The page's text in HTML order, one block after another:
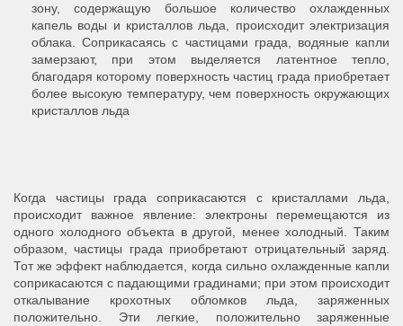
зону, содержащую большое количество охлажденных
капель воды и кристаллов льда, происходит электризация
облака. Соприкасаясь с частицами града, водяные капли
замерзают, при этом выделяется латентное тепло,
благодаря которому поверхность частиц града приобретает
более высокую температуру, чем поверхность окружающих
кристаллов льда
Когда частицы града соприкасаются с кристаллами льда,
происходит важное явление: электроны перемещаются из
одного холодного объекта в другой, менее холодный. Таким
образом, частицы града приобретают отрицательный заряд.
Тот же эффект наблюдается, когда сильно охлажденные капли
соприкасаются с падающими градинами; при этом происходит
откалывание крохотных обломков льда, заряженных
положительно. Эти легкие, положительно заряженные